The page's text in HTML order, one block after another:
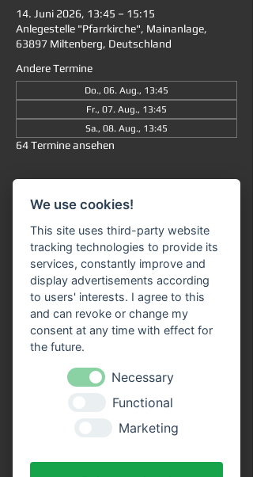
14. Juni 2026, 13:45 – 15:15
Anlegestelle "Pfarrkirche", Mainanlage,
63897 Miltenberg, Deutschland
Andere Termine
Do., 06. Aug., 13:45
Fr., 07. Aug., 13:45
Sa., 08. Aug., 13:45
64 Termine ansehen
13:45 Uhr
: Die Fahrt dauert insgesamt ca.
90 Minuten (ohne Ausstieg) und führt Sie
von Miltenberg über Bürgstadt nach
Freudenberg
und wieder zurück.
Unser Fahrgastschiff "SIVOTA"
verfügt
über zwei großzügige Decks
. Genießen Sie
die Fahrt bei einem kühlen Getränk auf
unserem Freideck. Eine Streckenerklärung
erhalten Sie auf allen Schiffen der VPS-
Flotte. Unser freundliches Bordpersonal
freut sich schon, Sie an Bord begrüßen zu
We use cookies!
This site uses third-party website
tracking technologies to provide its
services, constantly improve and
display advertisements according
to users' interests. I agree to this
and can revoke or change my
consent at any time with effect for
the future.
Necessary
Functional
Marketing